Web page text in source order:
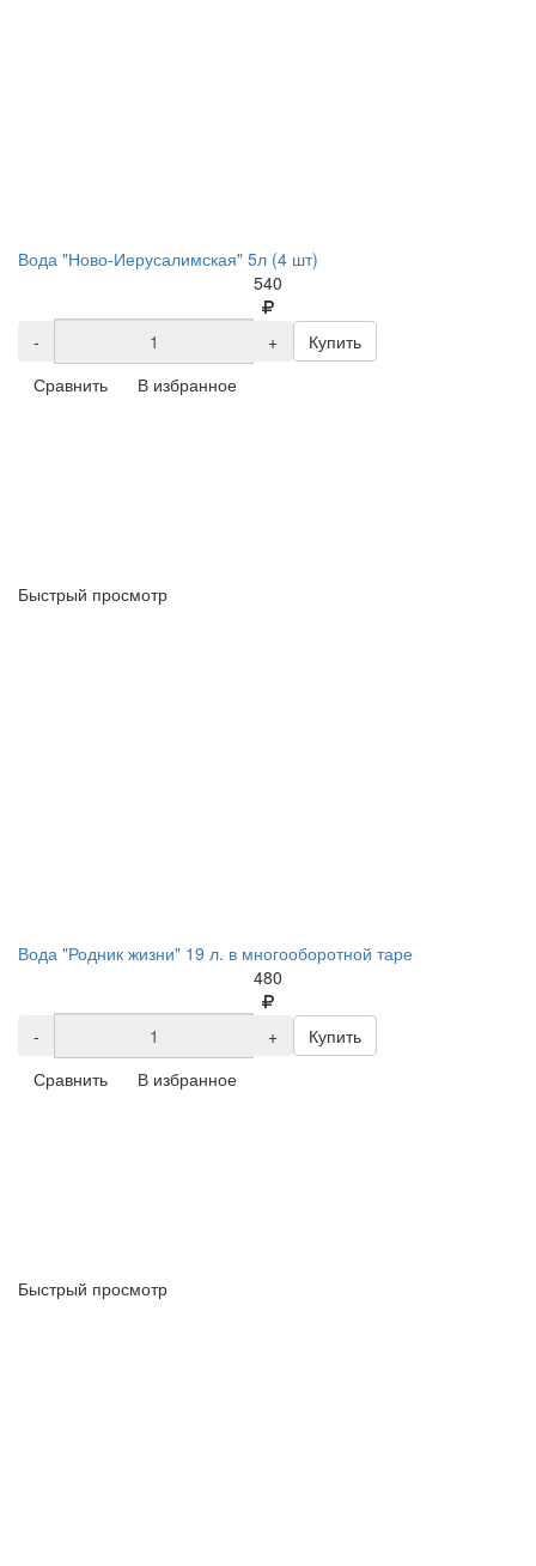
Вода "Ново-Иерусалимская" 5л (4 шт)
540
- +
Купить
Сравнить
В избранное
Быстрый просмотр
Вода "Родник жизни" 19 л. в многооборотной таре
480
- +
Купить
Сравнить
В избранное
Быстрый просмотр